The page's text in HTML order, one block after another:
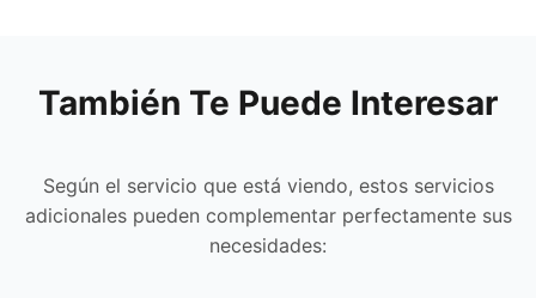
También Te Puede Interesar
Según el servicio que está viendo, estos servicios
adicionales pueden complementar perfectamente sus
necesidades: